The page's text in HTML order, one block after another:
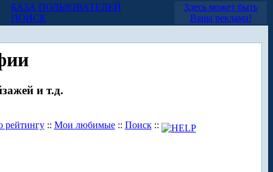
БАЗА ПОЛЬЗОВАТЕЛЕЙ
ПОИСК
Здесь может быть
Ваша реклама!
и т.д.
рейтингу:: Мои любимые:: Поиск::